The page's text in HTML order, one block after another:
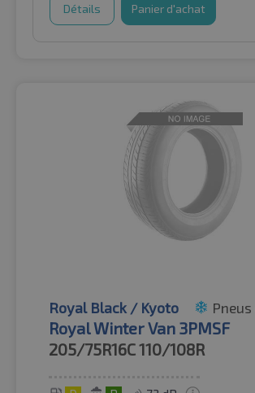
Détails Panier d'achat
Royal Black / Kyoto
Royal Winter Van 3PMSF
205/75R16C110/108R